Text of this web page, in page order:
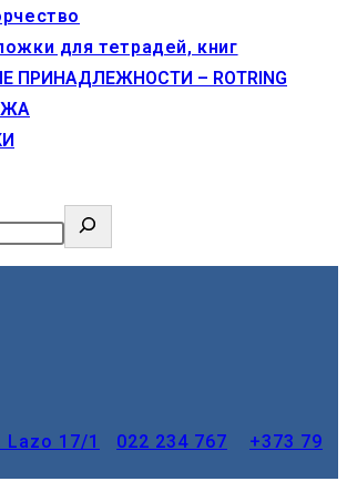
для тетрадей, книг
ПРИНАДЛЕЖНОСТИ – ROTRING
Lazo 17/1
022 234 767
+373 79